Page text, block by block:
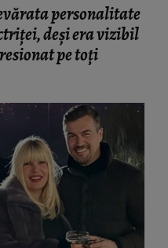
personalitate
deși era vizibil
pe toți